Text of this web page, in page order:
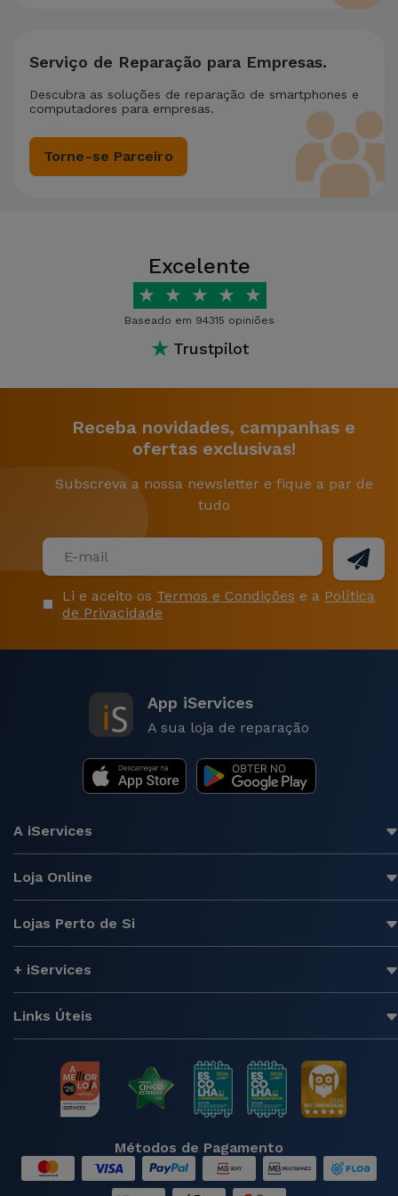
Serviço de Reparação para Empresas.
Descubra as soluções de reparação de smartphones e
computadores para empresas.
Torne-se Parceiro
Excelente
★ ★ ★ ★ ★
Baseado em 94315 opiniões
★ Trustpilot
Receba novidades, campanhas e
ofertas exclusivas!
Subscreva a nossa newsletter e fique a par de
tudo
Li e aceito os Termos e Condições e a Política
de Privacidade
App iServices
A sua loja de reparação
A iServices
Loja Online
Lojas Perto de Si
+ iServices
Links Úteis
Métodos de Pagamento